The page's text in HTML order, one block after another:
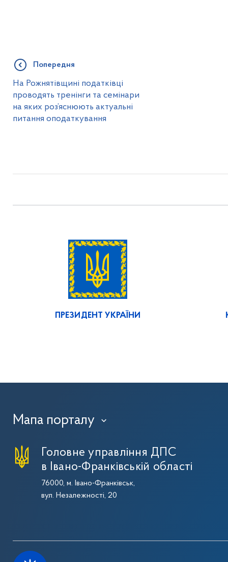
Попередня
На Рожнятівщині податківці
проводять тренінги та семінари
на яких роз’яснюють актуальні
питання оподаткування
ПРЕЗИДЕНТ УКРАЇНИ
Мапа порталу ›
Головне управління ДПС
в Івано-Франківській області
76000, м. Івано-Франківськ,
вул. Незалежності, 20